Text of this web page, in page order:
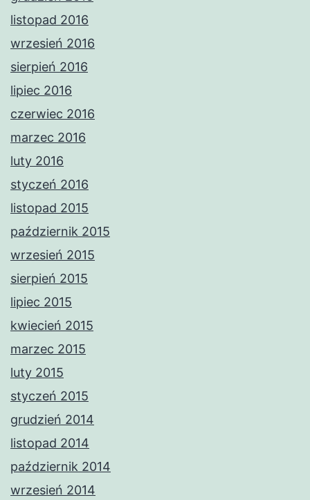
listopad 2016
wrzesień 2016
sierpień 2016
lipiec 2016
czerwiec 2016
marzec 2016
luty 2016
styczeń 2016
listopad 2015
październik 2015
wrzesień 2015
sierpień 2015
lipiec 2015
kwiecień 2015
marzec 2015
luty 2015
styczeń 2015
grudzień 2014
listopad 2014
październik 2014
wrzesień 2014